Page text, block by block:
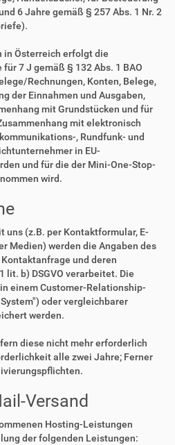
6 Jahre gemäß § 257 Abs. 1 Nr. 2
in Österreich erfolgt die
7 J gemäß § 132 Abs. 1 BAO
Rechnungen, Konten, Belege,
der Einnahmen und Ausgaben,
mit Grundstücken und für
mit elektronisch
, Rundfunk- und
in EU-
und für die der Mini-One-Stop-
wird.
uns (z.B. per Kontaktformular, E-
Medien) werden die Angaben des
und deren
lit. b) DSGVO verarbeitet. Die
einem Customer-Relationship-
oder vergleichbarer
werden.
diese nicht mehr erforderlich
alle zwei Jahre; Ferner
Versand
Hosting-Leistungen
der folgenden Leistungen: